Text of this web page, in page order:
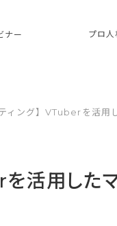
ナー プロ
ィング】VTuberを活用
を活用した